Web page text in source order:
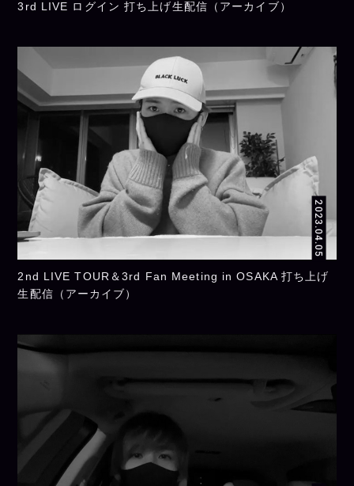
3rd LIVE ログイン 打ち上げ生配信（アーカイブ）
2023.04.05
2nd LIVE TOUR＆3rd Fan Meeting in OSAKA 打ち上げ
生配信（アーカイブ）